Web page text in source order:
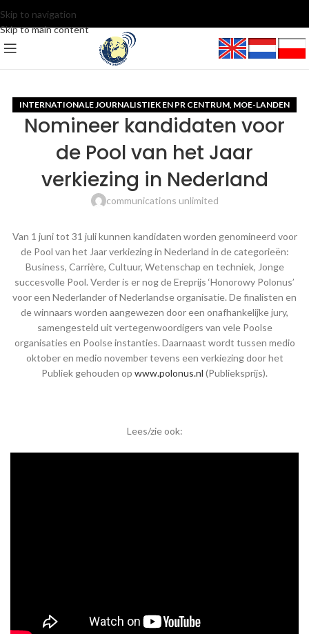
Skip to navigation
Skip to main content
INTERNATIONALE JOURNALISTIEK EN PR CENTRUM MOE-LANDEN
Nomineer kandidaten voor
de Pool van het Jaar
verkiezing in Nederland
communications unlimited
Van 1 juni tot 31 juli kunnen kandidaten worden genomineerd voor
de Pool van het Jaar verkiezing in Nederland in de categorieën:
Business, Carrière, Cultuur, Wetenschap en techniek, Jonge
succesvolle Pool. Verder is er nog de Ereprijs ‘Honorowy Polonus’
voor een Nederlander of Nederlandse organisatie. De finalisten en
de winnaars worden aangewezen door een onafhankelijke jury,
samengesteld uit vertegenwoordigers van vele Poolse
organisaties en Poolse instanties. Daarnaast wordt tussen medio
oktober en medio november tevens een verkiezing door het
Publiek gehouden op www.polonus.nl (Publieksprijs).
Lees/zie ook: